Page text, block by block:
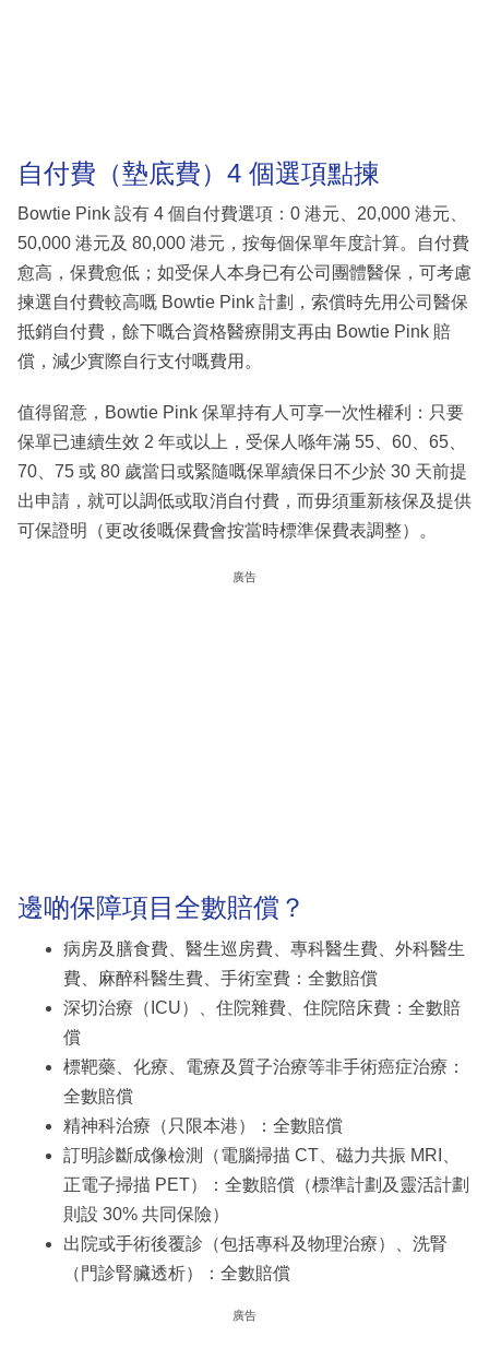
自付費（墊底費）4 個選項點揀
Bowtie Pink 設有 4 個自付費選項：0 港元、20,000 港元、
50,000 港元及 80,000 港元，按每個保單年度計算。自付費
愈高，保費愈低；如受保人本身已有公司團體醫保，可考慮
揀選自付費較高嘅 Bowtie Pink 計劃，索償時先用公司醫保
抵銷自付費，餘下嘅合資格醫療開支再由 Bowtie Pink 賠
償，減少實際自行支付嘅費用。
值得留意，Bowtie Pink 保單持有人可享一次性權利：只要
保單已連續生效 2 年或以上，受保人喺年滿 55、60、65、
70、75 或 80 歲當日或緊隨嘅保單續保日不少於 30 天前提
出申請，就可以調低或取消自付費，而毋須重新核保及提供
可保證明（更改後嘅保費會按當時標準保費表調整）。
廣告
邊啲保障項目全數賠償？
病房及膳食費、醫生巡房費、專科醫生費、外科醫生
費、麻醉科醫生費、手術室費：全數賠償
深切治療（ICU）、住院雜費、住院陪床費：全數賠
償
標靶藥、化療、電療及質子治療等非手術癌症治療：
全數賠償
精神科治療（只限本港）：全數賠償
訂明診斷成像檢測（電腦掃描 CT、磁力共振 MRI、
正電子掃描 PET）：全數賠償（標準計劃及靈活計劃
則設 30% 共同保險）
出院或手術後覆診（包括專科及物理治療）、洗腎
（門診腎臟透析）：全數賠償
廣告